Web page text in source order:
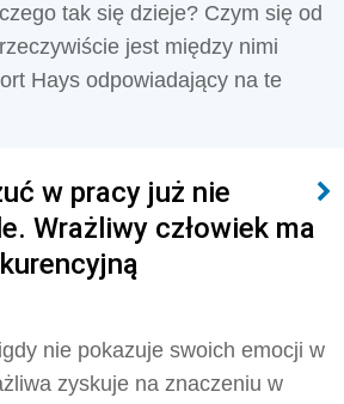
tak się dzieje? Czym się od
jest między nimi
Hays odpowiadający na te
w pracy już nie
Wrażliwy człowiek ma
nie pokazuje swoich emocji w
zyskuje na znaczeniu w